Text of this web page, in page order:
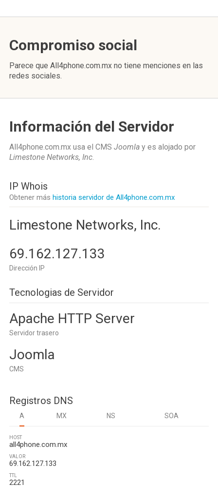
Compromiso social
Parece que All4phone.com.mx no tiene menciones en las
redes sociales.
Información del Servidor
All4phone.com.mx usa el CMS Joomla y es alojado por
Limestone Networks, Inc.
IP Whois
Obtener más historia servidor de All4phone.com.mx
Limestone Networks, Inc.
69.162.127.133
Dirección IP
Tecnologias de Servidor
Apache HTTP Server
Servidor trasero
Joomla
CMS
Registros DNS
A MX NS SOA
HOST
all4phone.com.mx
VALOR
69.162.127.133
TTL
2221